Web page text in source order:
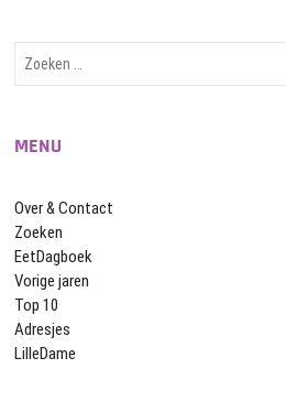
MENU
Over & Contact
Zoeken
EetDagboek
Vorige jaren
Top 10
Adresjes
LilleDame